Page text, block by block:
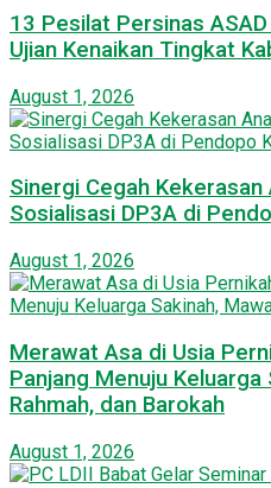
13 Pesilat Persinas
Ujian Kenaikan Tingkat
August 1, 2026
Sinergi Cegah Kekerasan
Sosialisasi DP3A di
August 1, 2026
Merawat Asa di Usia
Panjang Menuju Keluarga
Rahmah, dan Barokah
August 1, 2026